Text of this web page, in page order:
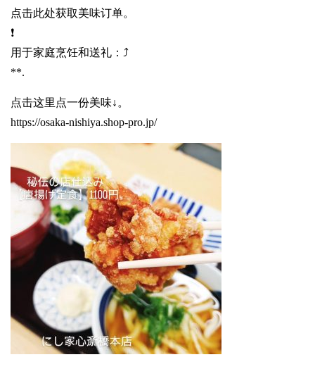
点击此处获取美味订单。
❗️
用于家庭烹饪和送礼：⤴️
**.
点击这里点一份美味↓。
https://osaka-nishiya.shop-pro.jp/